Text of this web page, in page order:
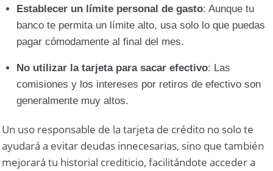
Establecer un límite personal de gasto: Aunque tu
banco te permita un límite alto, usa solo lo que puedas
pagar cómodamente al final del mes.
No utilizar la tarjeta para sacar efectivo: Las
comisiones y los intereses por retiros de efectivo son
generalmente muy altos.
Un uso responsable de la tarjeta de crédito no solo te
ayudará a evitar deudas innecesarias, sino que también
mejorará tu historial crediticio, facilitándote acceder a